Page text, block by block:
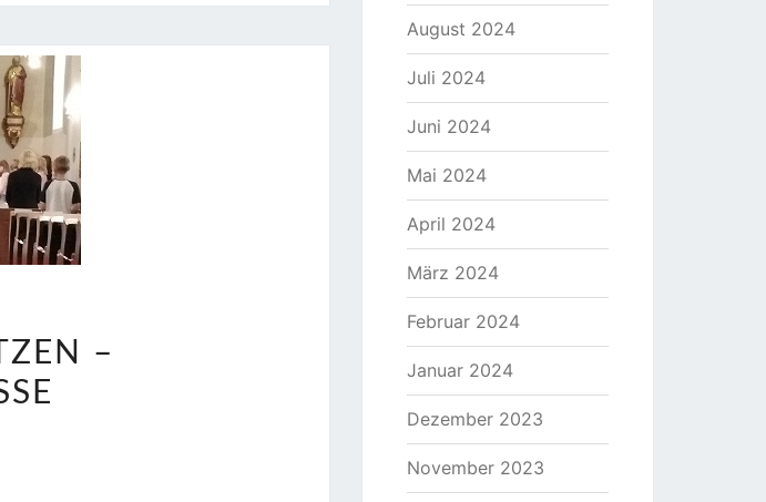
–
August 2024
Juli 2024
Juni 2024
Mai 2024
April 2024
März 2024
Februar 2024
Januar 2024
Dezember 2023
November 2023